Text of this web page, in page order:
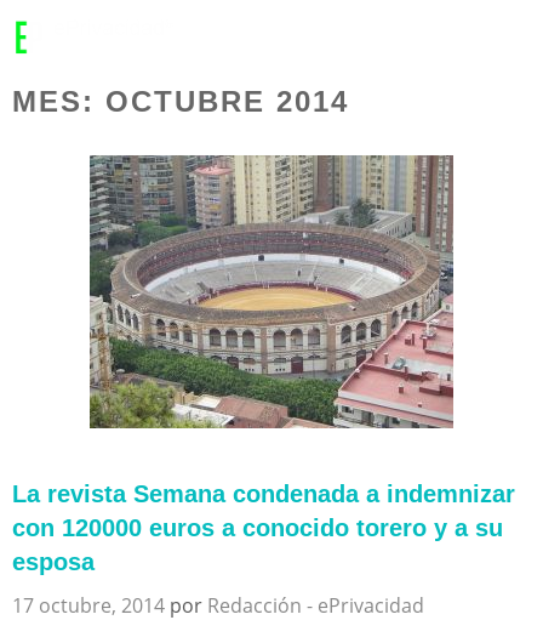
MES: OCTUBRE 2014
La revista Semana condenada a indemnizar
con 120000 euros a conocido torero y a su
esposa
17 octubre, 2014 por Redacción - ePrivacidad